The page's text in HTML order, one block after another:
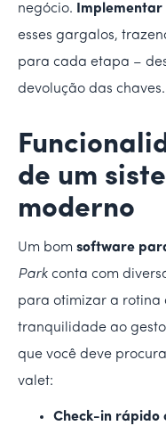
negócio.
esses gargalos,
para cada etapa –
devolução das chaves.
de um
moderno
Um bom software
Park conta com
para otimizar a rotina
tranquilidade ao
que você deve
valet:
Check-in rápido